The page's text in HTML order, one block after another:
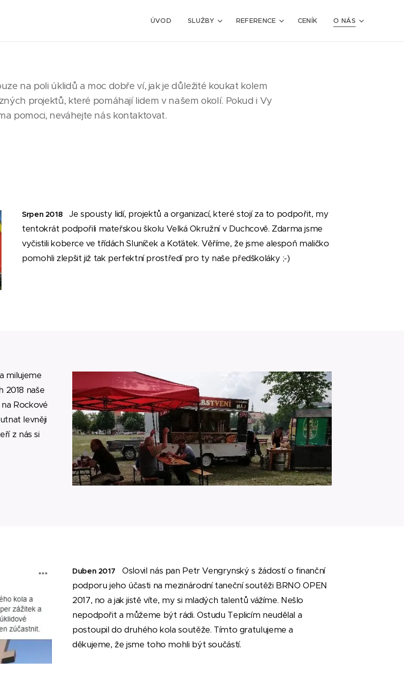
ÚVOD SLUŽBY REFERENCE CENÍK O NÁS
na poli úklidů a moc dobře ví, jak je důležité koukat kolem
projektů, které pomáhají lidem v našem okolí. Pokud i Vy
pomoci, neváhejte nás kontaktovat.
Srpen 2018
Je spousty lidí, projektů a organizací, které stojí za to podpořit, my
tentokrát podpořili mateřskou školu Velká Okružní v Duchcově. Zdarma jsme
vyčistili koberce ve třídách Sluníček a Koťátek. Věříme, že jsme alespoň maličko
pomohli zlepšit již tak perfektní prostředí pro ty naše předškoláky ;-)
milujeme
2018 naše
Rockové
levněji
z nás si
Duben 2017
Oslovil nás pan Petr Vengrynský s žádostí o finanční
podporu jeho účasti na mezinárodní taneční soutěži BRNO OPEN
2017, no a jak jistě víte, my si mladých talentů vážíme. Nešlo
nepodpořit a můžeme být rádi. Ostudu Teplicím neudělal a
postoupil do druhého kola soutěže. Tímto gratulujeme a
děkujeme, že jsme toho mohli být součástí.